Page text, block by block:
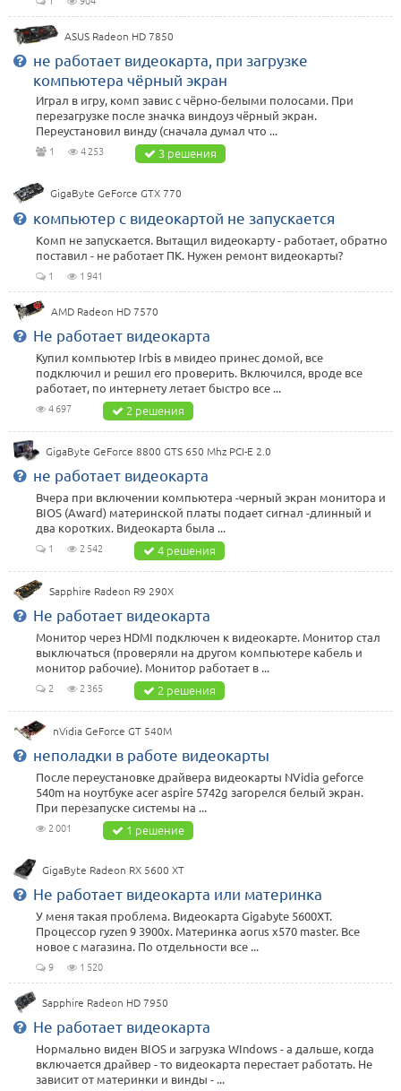
ASUS Radeon HD 7850
не работает видеокарта, при загрузке
компьютера чёрный экран
Играл в игру, комп завис с чёрно-белыми полосами. При
перезагрузке после значка виндоуз чёрный экран.
Переустановил винду (сначала думал что ...
1 4 253 3 решения
GigaByte GeForce GTX 770
компьютер с видеокартой не запускается
Комп не запускается. Вытащил видеокарту - работает, обратно
поставил - не работает ПК. Нужен ремонт видеокарты?
1 1 941
AMD Radeon HD 7570
Не работает видеокарта
Купил компьютер Irbis в мвидео принес домой, все
подключил и решил его проверить. Включился, вроде все
работает, по интернету летает быстро все ...
4 697 2 решения
GigaByte GeForce 8800 GTS 650 Mhz PCI-E 2.0
не работает видеокарта
Вчера при включении компьютера -черный экран монитора и
BIOS (Award) материнской платы подает сигнал -длинный и
два коротких. Видеокарта была ...
1 2 542 4 решения
Sapphire Radeon R9 290X
Не работает видеокарта
Монитор через HDMI подключен к видеокарте. Монитор стал
выключаться (проверяли на другом компьютере кабель и
монитор рабочие). Монитор работает в ...
2 2 365 2 решения
nVidia GeForce GT 540M
неполадки в работе видеокарты
После переустановке драйвера видеокарты NVidia geforce
540m на ноутбуке acer aspire 5742g загорелся белый экран.
При перезапуске системы на ...
2 001 1 решение
GigaByte Radeon RX 5600 XT
Не работает видеокарта или материнка
У меня такая проблема. Видеокарта Gigabyte 5600XT.
Процессор ryzen 9 3900x. Материнка aorus x570 master. Все
новое с магазина. По отдельности все ...
9 1 520
Sapphire Radeon HD 7950
Не работает видеокарта
Нормально виден BIOS и загрузка WIndows - а дальше, когда
включается драйвер - то видеокарта перестает работать. Не
зависит от материнки и винды - ...